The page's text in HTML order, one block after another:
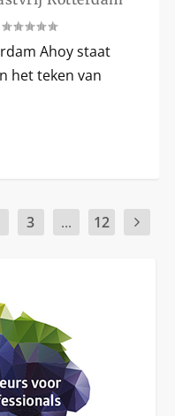
Ahoy staat
het teken van
3 ... 12